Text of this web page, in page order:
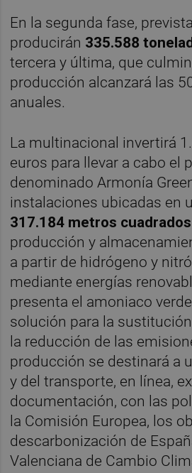
En la segunda fase,
producirán 335.588
tercera y última, que
producción alcanzará las
anuales.
La multinacional invertirá
euros para llevar a cabo el
denominado Armonía
instalaciones ubicadas en
317.184 metros cuadrados
producción y
a partir de hidrógeno y
mediante energías
presenta el amoniaco
solución para la
la reducción de las
producción se destinará a
y del transporte, en línea,
documentación, con las
la Comisión Europea, los
descarbonización de
Valenciana de Cambio